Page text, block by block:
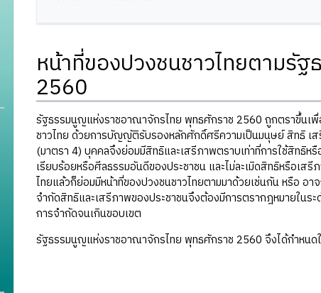
หน้าที่ของปวงชนชาวไทยตามรั
2560
รัฐธรรมนูญแห่งราชอาณาจักรไทย พุทธศักราช 2560 ถูกตราขึ้นเ
ชาวไทย ด้วยการบัญญัติรับรองหลักศักดิ์ศรีความเป็นมนุษย์ สิทธิ เ
(มาตรา 4) บุคคลจึงย่อมมีสิทธิและเสรีภาพตราบเท่าที่การใช้สิทธิ
เรียบร้อยหรือศีลธรรมอันดีของประชาชน และไม่ละเมิดสิทธิหรือเส
ไทยแล้วก็ย่อมมีหน้าที่ของปวงชนชาวไทยตามมาด้วยเช่นกัน หรือ อ
จำกัดสิทธิและเสรีภาพของประชาชนจึงต้องมีการตรากฎหมายใน
การจำกัดจนเกินขอบเขต
รัฐธรรมนูญแห่งราชอาณาจักรไทย พุทธศักราช 2560 จึงได้กำหน